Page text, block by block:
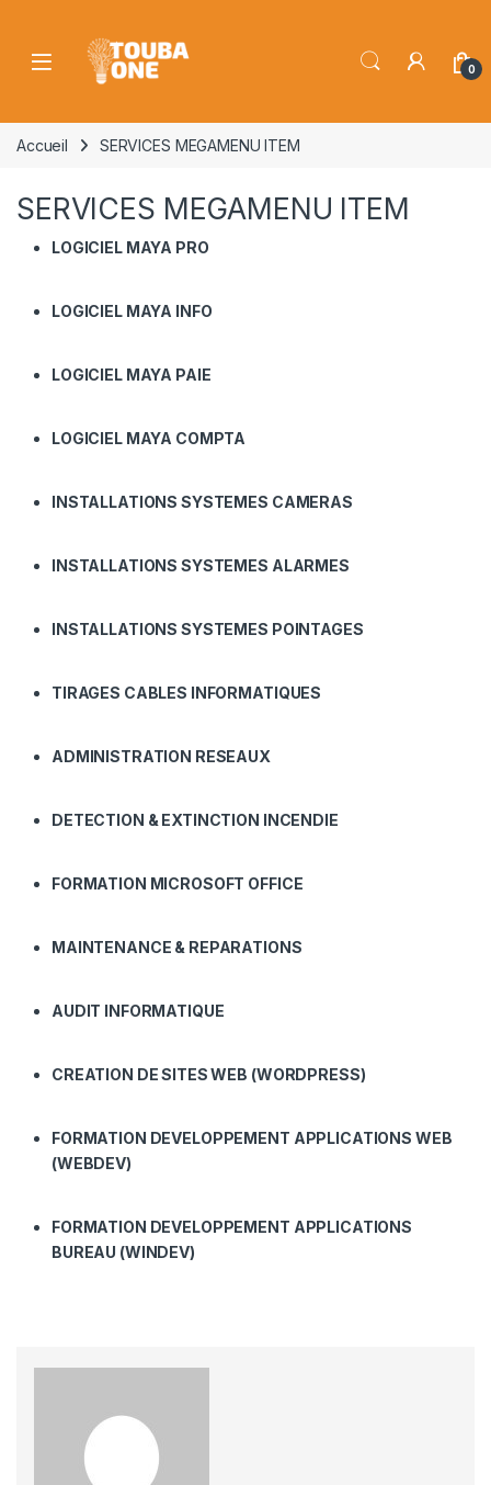
Open 0
Accueil SERVICES MEGAMENU ITEM
SERVICES MEGAMENU ITEM
LOGICIEL MAYA PRO
LOGICIEL MAYA INFO
LOGICIEL MAYA PAIE
LOGICIEL MAYA COMPTA
INSTALLATIONS SYSTEMES CAMERAS
INSTALLATIONS SYSTEMES ALARMES
INSTALLATIONS SYSTEMES POINTAGES
TIRAGES CABLES INFORMATIQUES
ADMINISTRATION RESEAUX
DETECTION & EXTINCTION INCENDIE
FORMATION MICROSOFT OFFICE
MAINTENANCE & REPARATIONS
AUDIT INFORMATIQUE
CREATION DE SITES WEB (WORDPRESS)
FORMATION DEVELOPPEMENT APPLICATIONS WEB
(WEBDEV)
FORMATION DEVELOPPEMENT APPLICATIONS
BUREAU (WINDEV)